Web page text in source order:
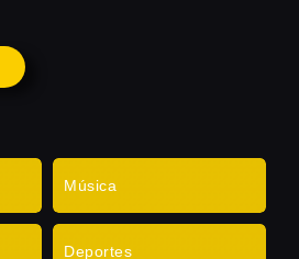
Música
Deportes